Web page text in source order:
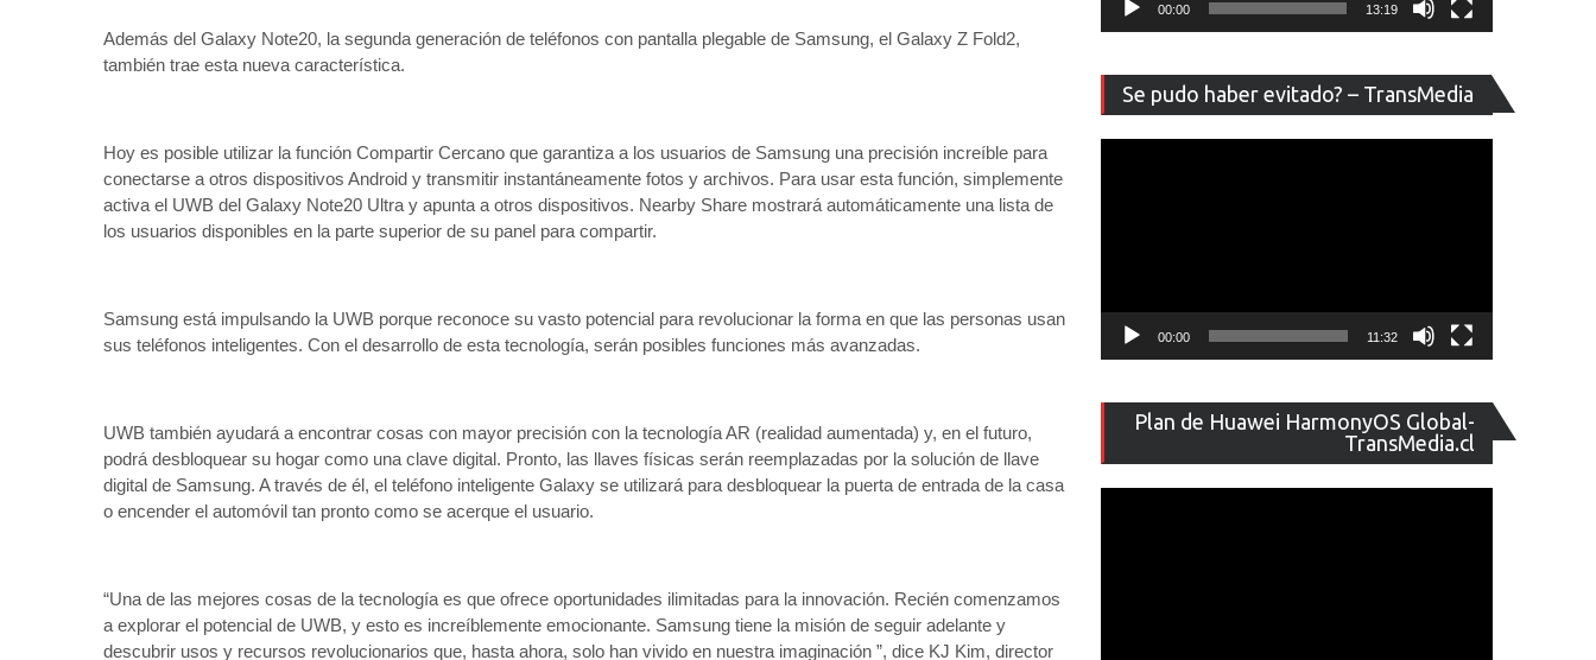
Además del Galaxy Note20, la segunda generación de teléfonos con pantalla plegable de Samsung, el Galaxy Z Fold2,
también trae esta nueva característica.
Hoy es posible utilizar la función Compartir Cercano que garantiza a los usuarios de Samsung una precisión increíble para
conectarse a otros dispositivos Android y transmitir instantáneamente fotos y archivos. Para usar esta función, simplemente
activa el UWB del Galaxy Note20 Ultra y apunta a otros dispositivos. Nearby Share mostrará automáticamente una lista de
los usuarios disponibles en la parte superior de su panel para compartir.
Samsung está impulsando la UWB porque reconoce su vasto potencial para revolucionar la forma en que las personas usan
sus teléfonos inteligentes. Con el desarrollo de esta tecnología, serán posibles funciones más avanzadas.
UWB también ayudará a encontrar cosas con mayor precisión con la tecnología AR (realidad aumentada) y, en el futuro,
podrá desbloquear su hogar como una clave digital. Pronto, las llaves físicas serán reemplazadas por la solución de llave
digital de Samsung. A través de él, el teléfono inteligente Galaxy se utilizará para desbloquear la puerta de entrada de la casa
o encender el automóvil tan pronto como se acerque el usuario.
“Una de las mejores cosas de la tecnología es que ofrece oportunidades ilimitadas para la innovación. Recién comenzamos
a explorar el potencial de UWB, y esto es increíblemente emocionante. Samsung tiene la misión de seguir adelante y
descubrir usos y recursos revolucionarios que, hasta ahora, solo han vivido en nuestra imaginación ”, dice KJ Kim, director
00:00 13:19
Se pudo haber evitado? – TransMedia
de
vídeo
00:00 11:32
Plan de Huawei HarmonyOS Global-
TransMedia.cl
de
vídeo